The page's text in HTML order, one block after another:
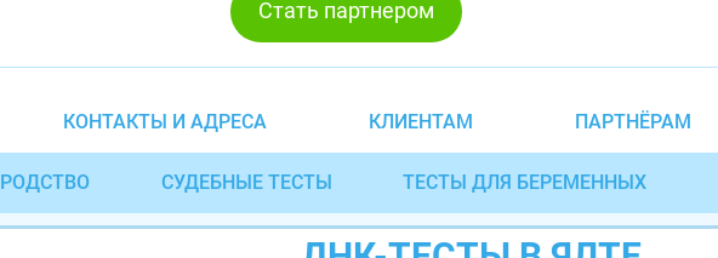
Стать партнером
КОНТАКТЫ И АДРЕСА КЛИЕНТАМ ПАРТНЁРАМ
РОДСТВО СУДЕБНЫЕ ТЕСТЫ ТЕСТЫ ДЛЯ БЕРЕМЕННЫХ